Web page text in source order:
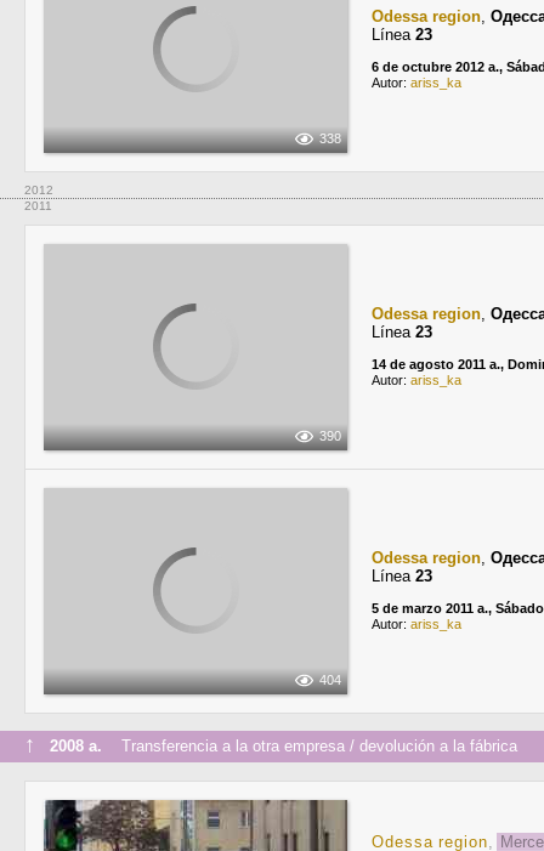
338
Odessa region,
Línea 23
6 de octubre 2012 a.,
Autor: ariss_ka
2012
2011
390
Odessa region,
Línea 23
14 de agosto 2011 a.,
Autor: ariss_ka
404
Odessa region,
Línea 23
5 de marzo 2011 a., Sábado
Autor: ariss_ka
↑ 2008 a. Transferencia a la otra empresa / devolución a la fábrica
Odessa region,